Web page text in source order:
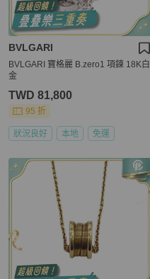
BVLGARI
BVLGARI 寶格麗 B.zero1 項鍊 18K白
金
TWD 81,800
95 折
狀況良好 本地 免運